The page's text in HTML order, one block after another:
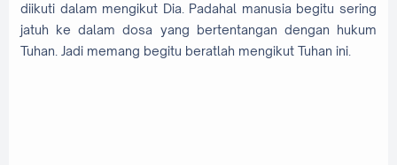
diikuti dalam mengikut Dia. Padahal manusia begitu sering
jatuh ke dalam dosa yang bertentangan dengan hukum
Tuhan. Jadi memang begitu beratlah mengikut Tuhan ini.